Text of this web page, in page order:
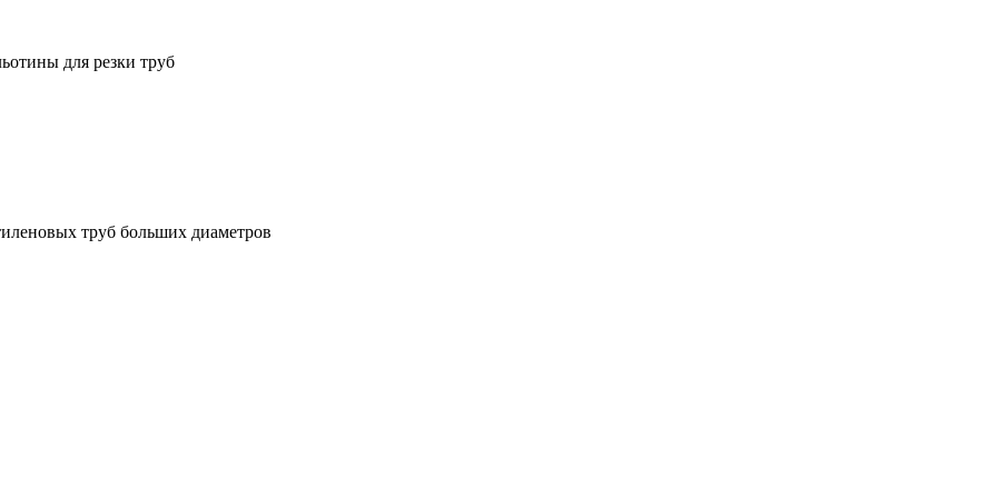
для резки труб
труб больших диаметров